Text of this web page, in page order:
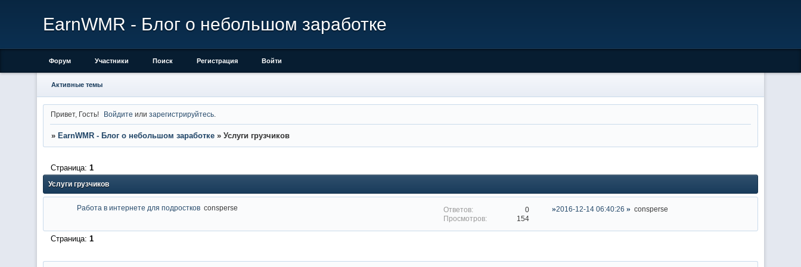
EarnWMR - Блог о небольшом заработке
Форум Участники Поиск Регистрация Войти
Активные темы
Привет, Гость! Войдите илизарегистрируйтесь
» EarnWMR - Блог о небольшом заработке » Услуги грузчиков
Услуги грузчиков
Страница: 1
Работа в интернете для подростков consperse
0
154
2016-12-14 06:40:26 consperse
Страница: 1